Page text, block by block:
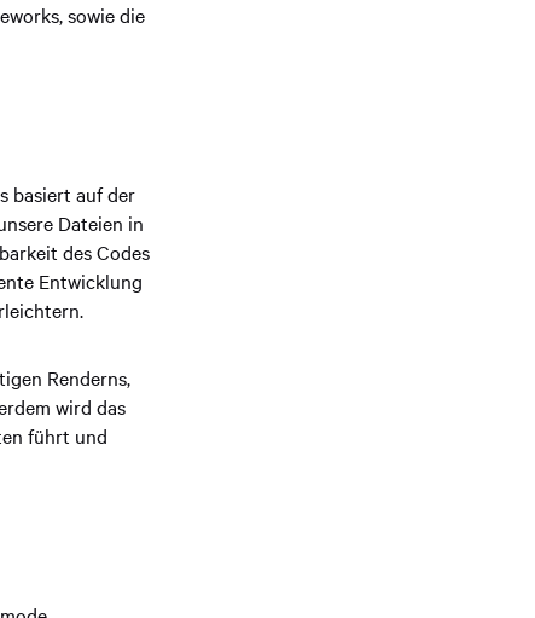
sowie die
basiert auf der
Dateien in
des Codes
Entwicklung
Renderns,
wird das
führt und